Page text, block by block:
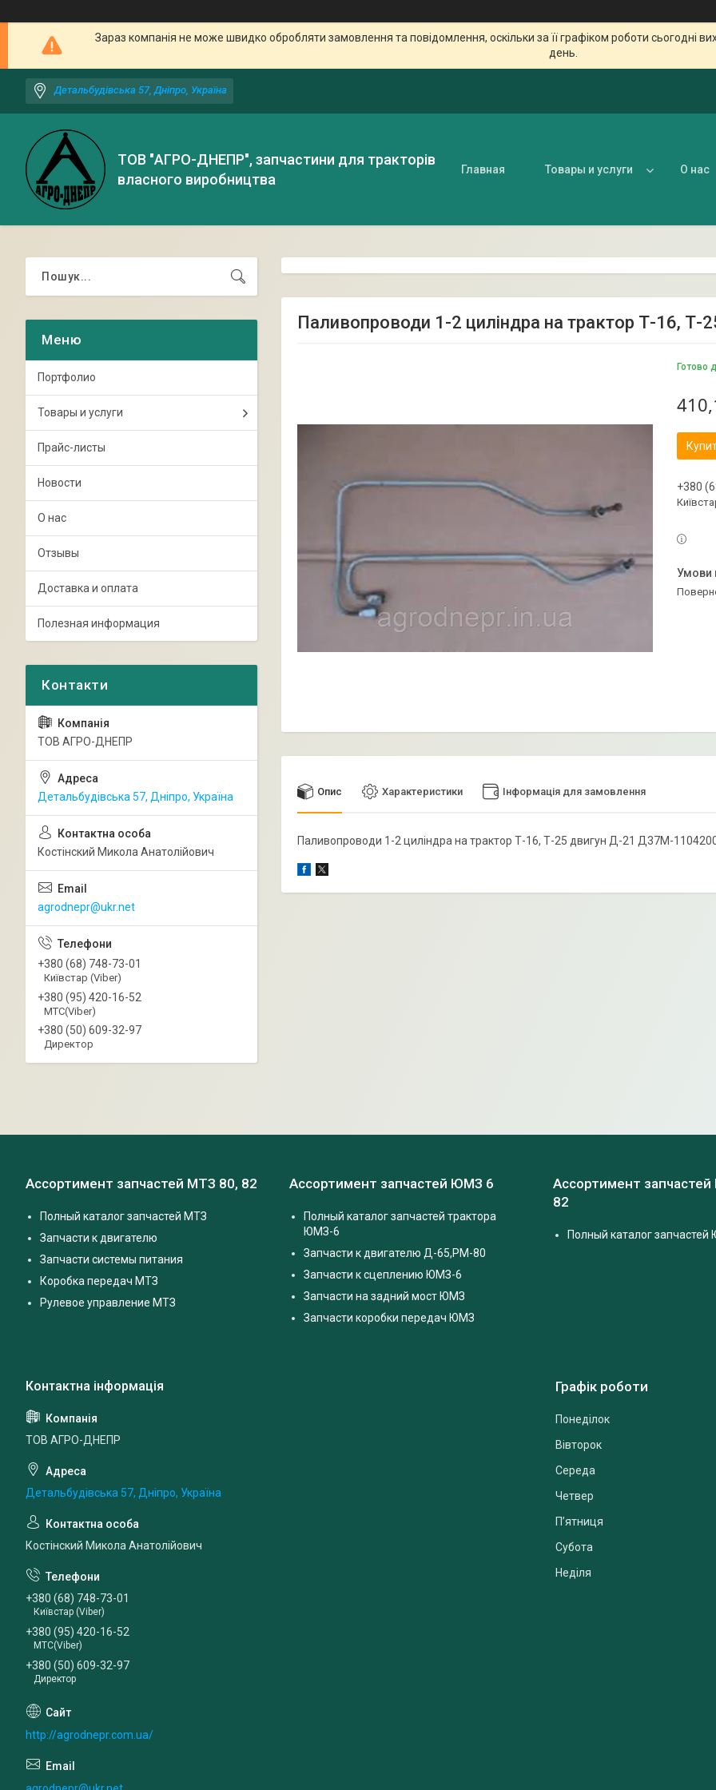
Зараз компанія не може швидко обробляти замовлення та повідомлення, оскільки за її графіком роботи сьогодні
день.
Детальбудівська 57, Дніпро, Україна
ТОВ "АГРО-ДНЕПР", запчастини для тракторів
власного виробництва
Главная Товары и услуги О нас
Паливопроводи 1-2 циліндра на трактор Т-16,
Готово
+380
Опис Характеристики Інформація для замовлення
Паливопроводи 1-2 циліндра на трактор Т-16, Т-25 двигун Д-21 Д37М-
Портфолио
Товары и услуги
Прайс-листы
Новости
О нас
Отзывы
Доставка и оплата
Полезная информация
ТОВ АГРО-ДНЕПР
Детальбудівська 57, Дніпро, Україна
Костінский Микола Анатолійович
agrodnepr@ukr.net
+380 (68) 748-73-01
Київстар (Viber)
+380 (95) 420-16-52
МТС(Viber)
+380 (50) 609-32-97
Директор
Ассортимент запчастей МТЗ 80, 82
Полный каталог запчастей МТЗ
Запчасти к двигателю
Запчасти системы питания
Коробка передач МТЗ
Рулевое управление МТЗ
Ассортимент запчастей ЮМЗ 6
Полный каталог запчастей трактора
ЮМЗ-6
Запчасти к двигателю Д-65,РМ-80
Запчасти к сцеплению ЮМЗ-6
Запчасти на задний мост ЮМЗ
Запчасти коробки передач ЮМЗ
Ассортимент
82
Полный каталог
ТОВ АГРО-ДНЕПР
Детальбудівська 57, Дніпро, Україна
Костінский Микола Анатолійович
+380 (68) 748-73-01
Київстар (Viber)
+380 (95) 420-16-52
МТС(Viber)
+380 (50) 609-32-97
Директор
http://agrodnepr.com.ua/
Графік роботи
Понеділок
Вівторок
Середа
Четвер
Пʼятниця
Субота
Неділя